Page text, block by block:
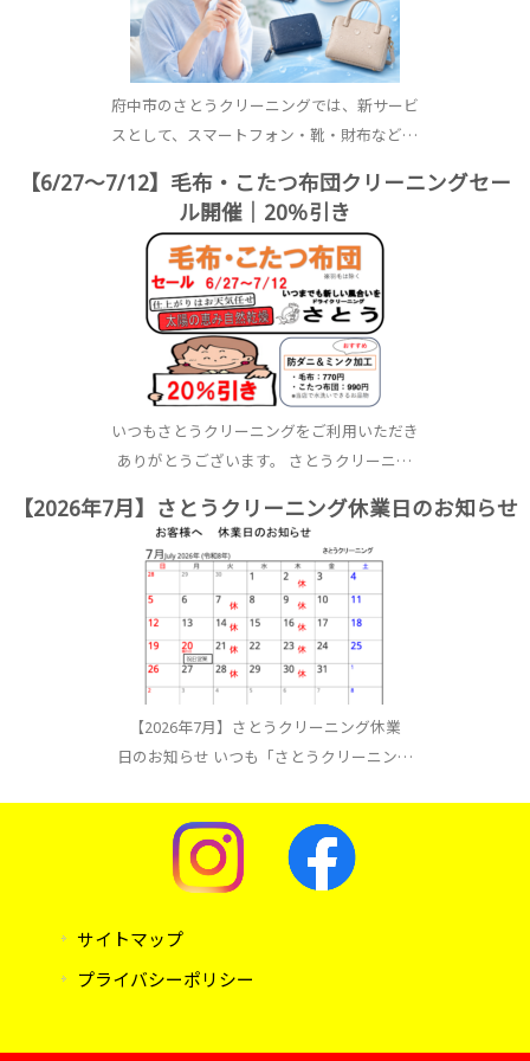
府中市のさとうクリーニングでは、新サービ
スとして、スマートフォン・靴・財布など…
【6/27〜7/12】毛布・こたつ布団クリーニングセー
ル開催｜20％引き
いつもさとうクリーニングをご利用いただき
ありがとうございます。 さとうクリーニ…
【2026年7月】さとうクリーニング休業日のお知らせ
【2026年7月】さとうクリーニング休業
日のお知らせ いつも「さとうクリーニン…
サイトマップ
プライバシーポリシー